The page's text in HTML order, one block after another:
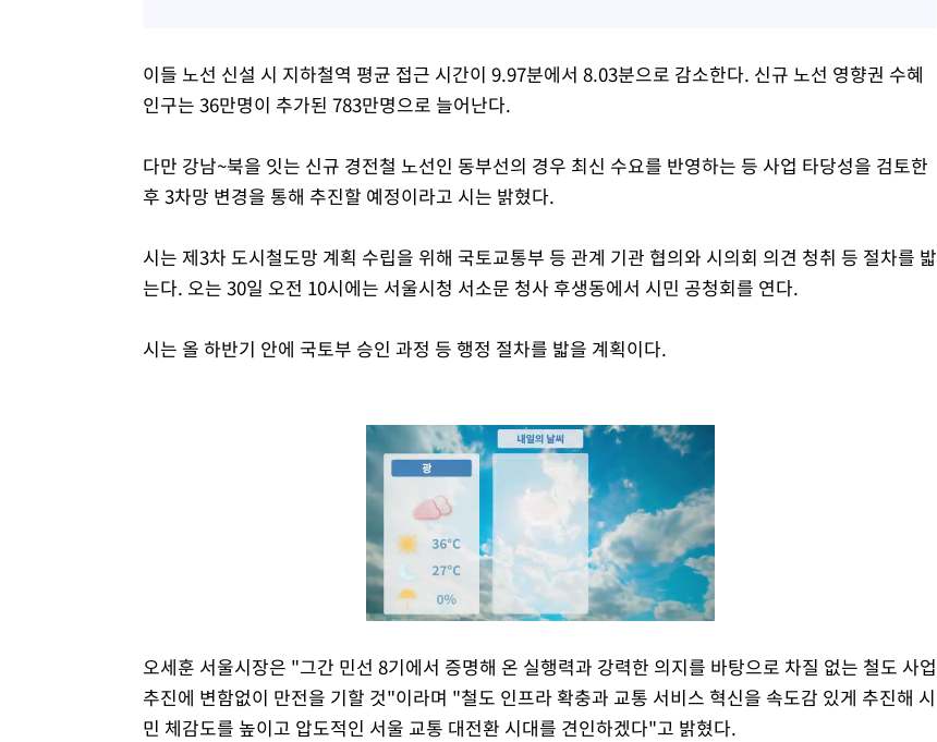
이들 노선 신설 시 지하철역 평균 접근 시간이 9.97분에서 8.03분으로 감소한다. 신규 노선 영향권 수혜
인구는 36만명이 추가된 783만명으로 늘어난다.
다만 강남~북을 잇는 신규 경전철 노선인 동부선의 경우 최신 수요를 반영하는 등 사업 타당성을 검토한
후 3차망 변경을 통해 추진할 예정이라고 시는 밝혔다.
시는 제3차 도시철도망 계획 수립을 위해 국토교통부 등 관계 기관 협의와 시의회 의견 청취 등 절차를 밟
는다. 오는 30일 오전 10시에는 서울시청 서소문 청사 후생동에서 시민 공청회를 연다.
시는 올 하반기 안에 국토부 승인 과정 등 행정 절차를 밟을 계획이다.
Mute
오세훈 서울시장은 "그간 민선 8기에서 증명해 온 실행력과 강력한 의지를 바탕으로 차질 없는 철도 사업
추진에 변함없이 만전을 기할 것"이라며 "철도 인프라 확충과 교통 서비스 혁신을 속도감 있게 추진해 시
민 체감도를 높이고 압도적인 서울 교통 대전환 시대를 견인하겠다"고 밝혔다.